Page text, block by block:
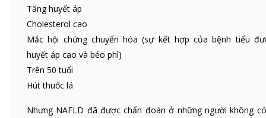
Tăng huyết áp
Cholesterol cao
Mắc hội chứng chuyển hóa (sự kết hợp của bệnh tiểu
huyết áp cao và béo phì)
Trên 50 tuổi
Hút thuốc lá
Nhưng NAFLD đã được chẩn đoán ở những người không